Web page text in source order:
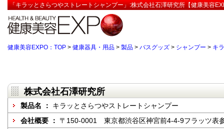
「キラッとさらつやストレートシャンプー」:株式会社石澤研究所【健康美容
健康美容EXPO：TOP > 健康器具・用品 > 製品 > バスグッズ > シャンプー > キ
株式会社石澤研究所
製品名 ： キラッとさらつやストレートシャンプー
会社概要 ： 〒150-0001 東京都渋谷区神宮前4-4-9フラッツ表